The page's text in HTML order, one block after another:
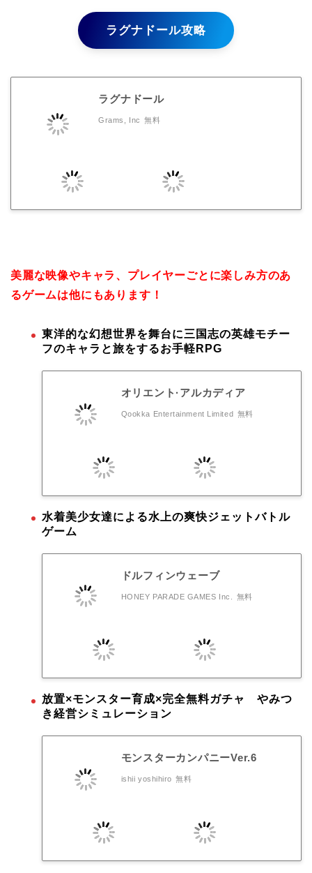
ラグナドール攻略
ラグナドール
Grams, Inc 無料
美麗な映像やキャラ、プレイヤーごとに楽しみ方のあ
るゲームは他にもあります！
東洋的な幻想世界を舞台に三国志の英雄モチー
フのキャラと旅をするお手軽RPG
オリエント·アルカディア
Qookka Entertainment Limited 無料
水着美少女達による水上の爽快ジェットバトル
ゲーム
ドルフィンウェーブ
HONEY PARADE GAMES Inc. 無料
放置×モンスター育成×完全無料ガチャ やみつ
き経営シミュレーション
モンスターカンパニーVer.6
ishii yoshihiro 無料